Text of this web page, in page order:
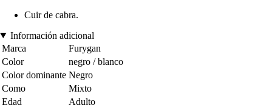
Cuir de cabra.
Información adicional
Marca
Furygan
Color
negro / blanco
Color dominante Negro
Como
Mixto
Edad
Adulto